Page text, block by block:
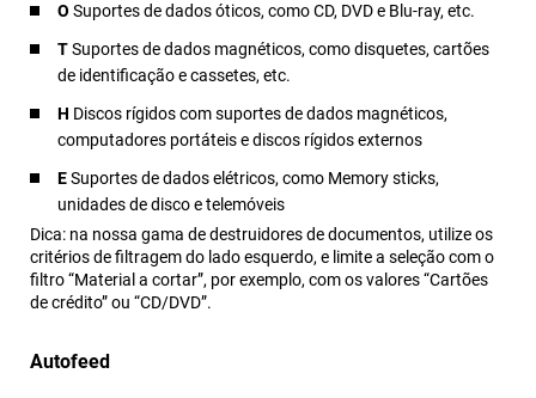
O Suportes de dados óticos, como CD, DVD e Blu-ray, etc.
TSuportes de dados magnéticos, como disquetes, cartões
de identificação e cassetes, etc.
H Discos rígidos com suportes de dados magnéticos,
computadores portáteis e discos rígidos externos
ESuportes de dados elétricos, como Memory sticks,
unidades de disco e telemóveis
Dica: na nossa gama de destruidores de documentos, utilize os
critérios de filtragem do lado esquerdo, e limite a seleção com o
filtro “Material a cortar”, por exemplo, com os valores “Cartões
de crédito” ou “CD/DVD”.
Autofeed